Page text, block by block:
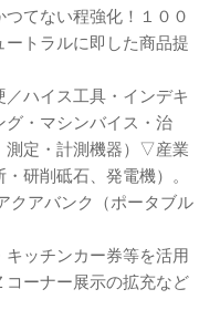
てない程強化！１００
トラルに即した商品提
ハイス工具・インデキ
・マシンバイス・治
定・計測機器）▽産業
研削砥石、発電機）。
クアバンク（ポータブル
ッチンカー券等を活用
コーナー展示の拡充など